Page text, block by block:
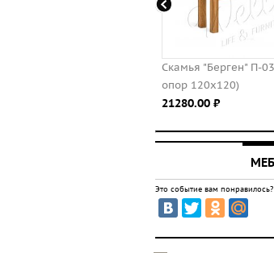
Скамья "Берген" П-03
опор 120х120)
21280.00 ⃏
Это событие вам